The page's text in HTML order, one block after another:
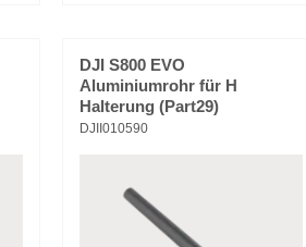
DJI S800 EVO
Aluminiumrohr für H
Halterung (Part29)
DJII010590